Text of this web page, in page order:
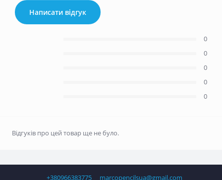
Написати відгук
0
0
0
0
0
Відгуків про цей товар ще не було.
+380966383775 marcopencilsua@gmail.com